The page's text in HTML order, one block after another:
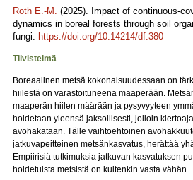
Roth E.-M. (2025). Impact of continuous-
dynamics in boreal forests through soil
fungi. https://doi.org/10.14214/df.380
Tiivistelmä
Boreaalinen metsä kokonaisuudessaan on
hiilestä on varastoituneena maaperään.
maaperän hiilen määrään ja pysyvyyteen
hoidetaan yleensä jaksollisesti, jolloin
avohakataan. Tälle vaihtoehtoinen
jatkuvapeitteinen metsänkasvatus, herättää
Empiirisiä tutkimuksia jatkuvan kasvatuksen
hoidetuista metsistä on kuitenkin vasta vähän.